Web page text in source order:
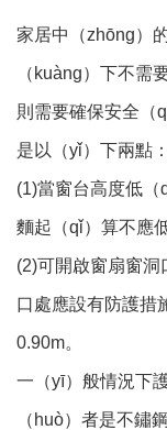
家居中（zhōng）
（kuàng）下不需
則需要確保安全（
是以（yǐ）下兩點：
(1)當窗台高度低
麵起（qǐ）算不應
(2)可開啟窗扇窗洞
口處應設有防護措
0.90m。
一（yī）般情況下
（huò）者是不鏽